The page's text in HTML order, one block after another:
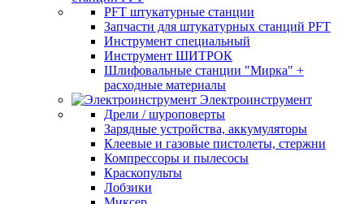
PFT штукатурные станции
Запчасти для штукатурных станций PFT
Инструмент специальный
Инструмент ШИТРОК
Шлифовальные станции "Мирка" +
расходные материалы
Электроинструмент
Дрели / шуроповерты
Зарядные устройства, аккумуляторы
Клеевые и газовые пистолеты, стержни
Компрессоры и пылесосы
Краскопульты
Лобзики